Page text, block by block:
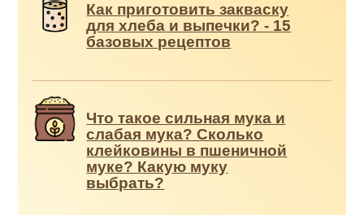
Как приготовить закваску
для хлеба и выпечки? - 15
базовых рецептов
Что такое сильная мука и
слабая мука? Сколько
клейковины в пшеничной
муке? Какую муку
выбрать?